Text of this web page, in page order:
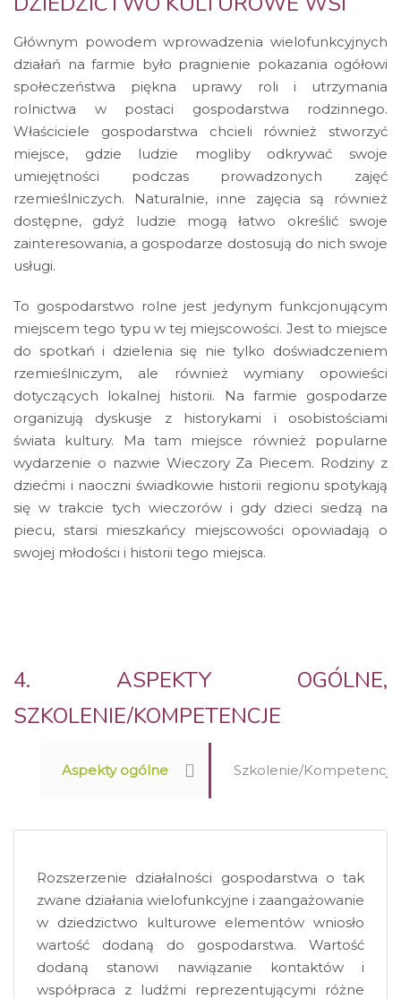
Głównym powodem wprowadzenia wielofunkcyjnych
działań na farmie było pragnienie pokazania ogółowi
społeczeństwa piękna uprawy roli i utrzymania
rolnictwa w postaci gospodarstwa rodzinnego.
Właściciele gospodarstwa chcieli również stworzyć
miejsce, gdzie ludzie mogliby odkrywać swoje
umiejętności podczas prowadzonych zajęć
rzemieślniczych. Naturalnie, inne zajęcia są również
dostępne, gdyż ludzie mogą łatwo określić swoje
zainteresowania, a gospodarze dostosują do nich swoje
usługi.
To gospodarstwo rolne jest jedynym funkcjonującym
miejscem tego typu w tej miejscowości. Jest to miejsce
do spotkań i dzielenia się nie tylko doświadczeniem
rzemieślniczym, ale również wymiany opowieści
dotyczących lokalnej historii. Na farmie gospodarze
organizują dyskusje z historykami i osobistościami
świata kultury. Ma tam miejsce również popularne
wydarzenie o nazwie Wieczory Za Piecem. Rodziny z
dziećmi i naoczni świadkowie historii regionu spotykają
się w trakcie tych wieczorów i gdy dzieci siedzą na
piecu, starsi mieszkańcy miejscowości opowiadają o
swojej młodości i historii tego miejsca.
4. ASPEKTY OGÓLNE,
SZKOLENIE/KOMPETENCJE
Aspekty ogólne Szkolenie/Kompetencje
Rozszerzenie działalności gospodarstwa o tak
zwane działania wielofunkcyjne i zaangażowanie
w dziedzictwo kulturowe elementów wniosło
wartość dodaną do gospodarstwa. Wartość
dodaną stanowi nawiązanie kontaktów i
współpraca z ludźmi reprezentującymi różne